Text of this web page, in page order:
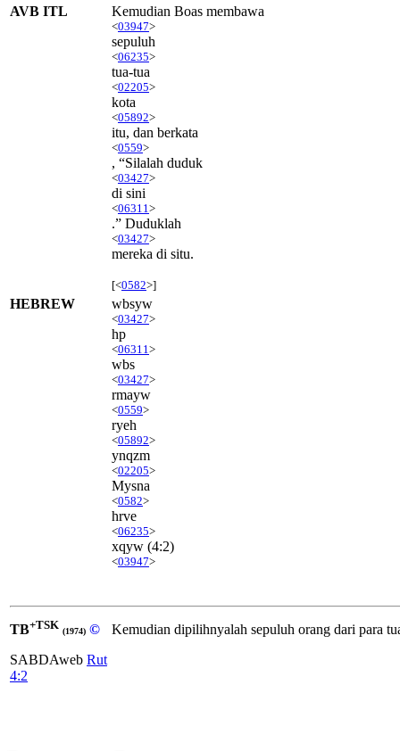
AVB ITL
Kemudian Boas membawa
<03947>
sepuluh
<06235>
tua-tua
<02205>
kota
<05892>
itu, dan berkata
<0559>
, “Silalah duduk
<03427>
di sini
<06311 >
.” Duduklah
<03427>
mereka di situ.
[<0582>]
HEBREW wbsyw
<03427>
hp
<06311 >
wbs
<03427>
rmayw
<0559>
ryeh
<05892>
ynqzm
<02205>
Mysna
<0582>
hrve
<06235>
xqyw (4:2)
<03947>
TB+TSK (1974) ©
SABDAweb Rut
4:2
Kemudian dipilihnyalah sepuluh orang dari para